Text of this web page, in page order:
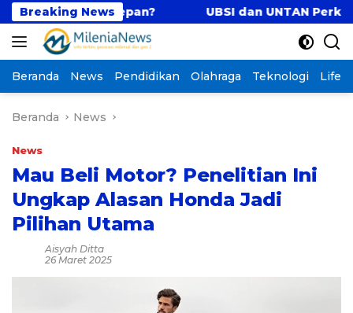
Langsung
ke
konten
Breaking News
Depan? UBSI dan UNTAN Perkuat Tri
Beranda News Pendidikan Olahraga Teknologi
Beranda News
News
Mau Beli Motor? Penelitian Ini
Ungkap Alasan Honda Jadi
Pilihan Utama
Aisyah Ditta
26 Maret 2025